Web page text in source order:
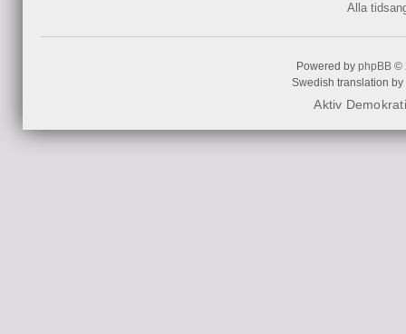
Alla
Powered by phpBB©
Swedish translation by
Aktiv Demokrati